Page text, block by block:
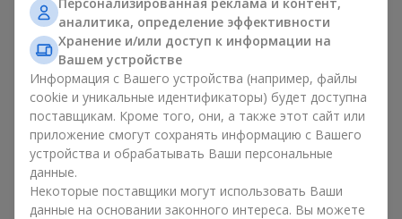
меньше, чем наполнение. Именно праздничное оформление
превращает обычный букет в корзине из фруктов в
гастрономический подарок. В компанииFlowers.uaмы
всегда учитываем пожелания клиента при создании декора.
При формировании композиции используются натуральные
материалы, продуманная упаковка вкуса и, конечно,
декоративные элементы, соответствующие событию.
По желанию клиента корзина с фруктами может быть
оформлена в прозрачной пленке или стильной коробке —
всегда с праздничной подачей, которая выглядит аккуратно
и презентабельно.
аналитика, определение эффективности
Хранение и/или доступ к информации на
Вашем устройстве
Информация с Вашего устройства (например, файлы
cookie и уникальные идентификаторы) будет доступна
поставщикам. Кроме того, они, а также этот сайт или
приложение смогут сохранять информацию с Вашего
устройства и обрабатывать Ваши персональные
данные.
Некоторые поставщики могут использовать Ваши
данные на основании законного интереса. Вы можете